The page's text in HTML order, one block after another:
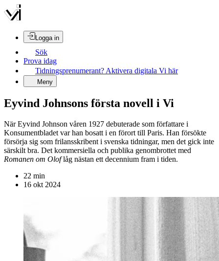
Logga in
Sök
Prova idag
Tidningsprenumerant? Aktivera digitala Vi här
Meny
Eyvind Johnsons första novell i Vi
När Eyvind Johnson våren 1927 debuterade som författare i
Konsumentbladet var han bosatt i en förort till Paris. Han försökte
försörja sig som frilansskribent i svenska tidningar, men det gick inte
särskilt bra. Det kommersiella och publika genombrottet med
Romanen om Oloflåg nästan ett decennium fram i tiden.
22 min
16 okt 2024